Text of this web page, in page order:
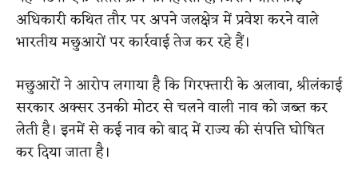
अधिकारी कथित तौर पर अपने जलक्षेत्र में प्रवेश करने वाले
भारतीय मछुआरों पर कार्रवाई तेज कर रहे हैं।
मछुआरों ने आरोप लगाया है कि गिरफ्तारी के अलावा, श्रीलंकाई
सरकार अक्सर उनकी मोटर से चलने वाली नाव को जब्त कर
लेती है। इनमें से कई नाव को बाद में राज्य की संपत्ति घोषित
कर दिया जाता है।